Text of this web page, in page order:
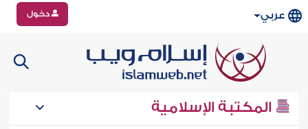
عربي دخول
المكتبة الإسلامية